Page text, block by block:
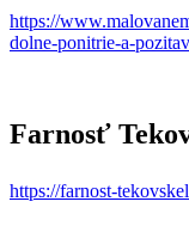
https://
dolne-ponitrie-a-
Farnosť
https://farnost-